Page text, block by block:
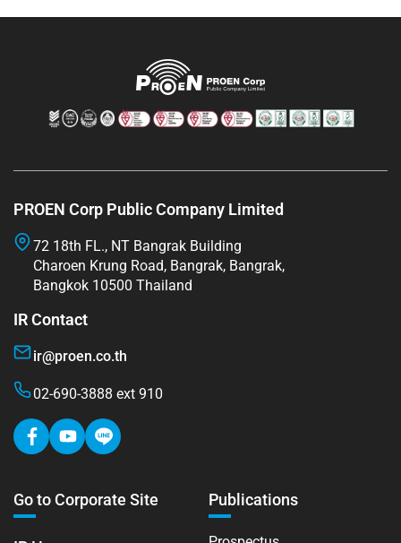
PROEN Corp Public Company Limited
72 18th FL., NT Bangrak Building
Charoen Krung Road, Bangrak, Bangrak,
Bangkok 10500 Thailand
IR Contact
ir@proen.co.th
02-690-3888 ext 910
Go to Corporate Site Publications